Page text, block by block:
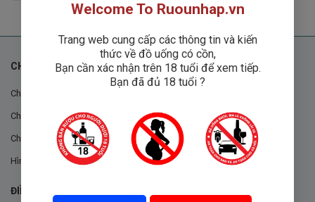
CHÍNH SÁCH
Chính sách chung
Chính sách đổi trả
Chính sách mua hàng
Hình thức thanh toán
ĐIỀU KHOẢN VÀ CHÍNH SÁCH
Welcome To Ruounhap.vn
Trang web cung cấp các thông tin và kiến
thức về đồ uống có cồn,
Bạn cần xác nhận trên 18 tuổi để xem tiếp.
Bạn đã đủ 18 tuổi ?